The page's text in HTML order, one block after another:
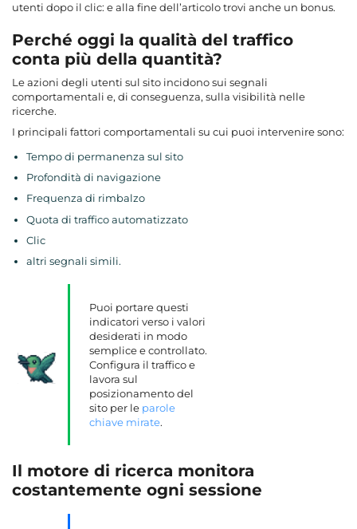
utenti dopo il clic: e alla fine dell’articolo trovi anche un bonus.
Perché oggi la qualità del traffico
conta più della quantità?
Le azioni degli utenti sul sito incidono sui segnali
comportamentali e, di conseguenza, sulla visibilità nelle
ricerche.
I principali fattori comportamentali su cui puoi intervenire sono:
Tempo di permanenza sul sito
Profondità di navigazione
Frequenza di rimbalzo
Quota di traffico automatizzato
Clic
altri segnali simili.
Puoi portare questi
indicatori verso i valori
desiderati in modo
semplice e controllato.
Configura il traffico e
lavora sul
posizionamento del
sito per le parole
chiave mirate.
Il motore di ricerca monitora
costantemente ogni sessione